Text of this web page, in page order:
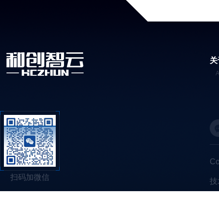
扫码加微信 技